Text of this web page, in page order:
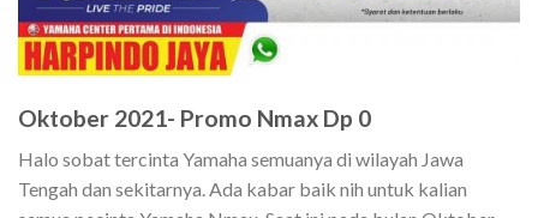
Oktober 2021- Promo Nmax Dp 0
Halo sobat tercinta Yamaha semuanya di wilayah Jawa
Tengah dan sekitarnya. Ada kabar baik nih untuk kalian